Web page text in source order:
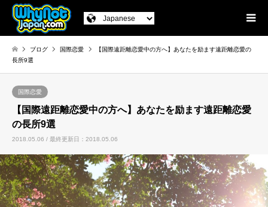
ブログ 国際恋愛
【国際遠距離恋愛中の方へ】あなたを励ます遠距離恋愛の
長所9選
国際恋愛
【国際遠距離恋愛中の方へ】あなたを励ます遠距離恋愛
の長所9選
2018.05.06 / 最終更新日：2018.05.06